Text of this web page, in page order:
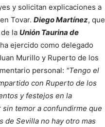
y solicitan explicaciones a
Tovar. Diego Martínez, que
la Unión Taurina de
ejercido como delegado
Murillo y Ruperto de los
personal: "Tengo el
con Ruperto de los
y festejos en la
temor a confundirme que
de Sevilla no hay otro mas